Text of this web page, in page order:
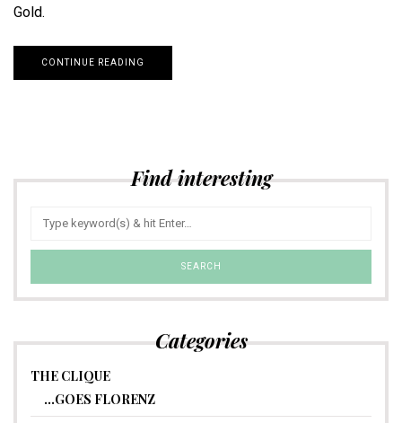
Gold.
CONTINUE READING
Find interesting
Categories
THE CLIQUE
…GOES FLORENZ